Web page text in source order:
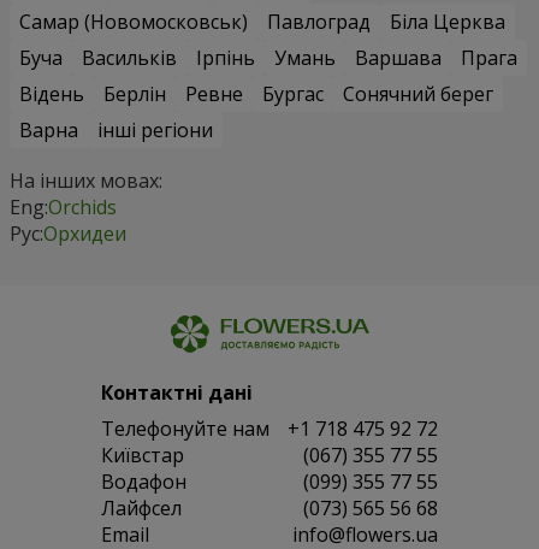
Самар (Новомосковськ)
Павлоград
Біла Церква
Буча
Васильків Ірпінь Умань Варшава
Прага
Відень
Берлін Ревне Бургас
Сонячний берег
Варна
інші регіони
На інших мовах:
Eng:Orchids
Рус:Орхидеи
Контактні дані
Телефонуйте нам
+1 718 475 92 72
Київстар
(067) 355 77 55
Водафон
(099) 355 77 55
Лайфсел
(073) 565 56 68
Email
info@flowers.ua